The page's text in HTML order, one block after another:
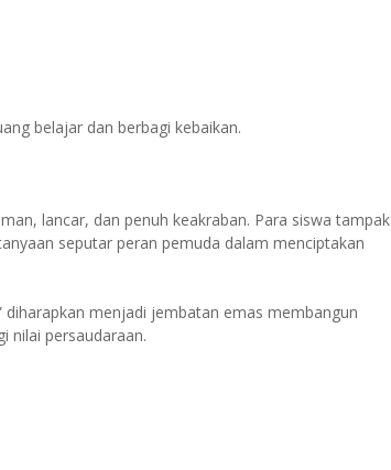
belajar dan berbagi kebaikan.
lancar, dan penuh keakraban. Para siswa tampak
seputar peran pemuda dalam menciptakan
diharapkan menjadi jembatan emas membangun
nilai persaudaraan.